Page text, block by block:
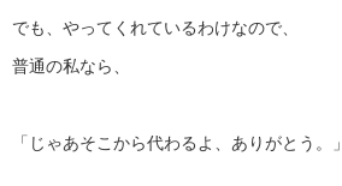
でも、やってくれているわけなので、
普通の私なら、
「じゃあそこから代わるよ、ありがとう。」